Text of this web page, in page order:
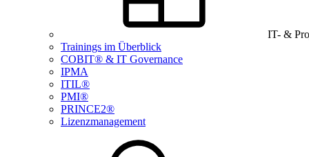
IT- &
Trainings im Überblick
COBIT® & IT Governance
IPMA
ITIL®
PMI®
PRINCE2®
Lizenzmanagement